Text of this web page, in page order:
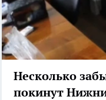
Несколько
покинут